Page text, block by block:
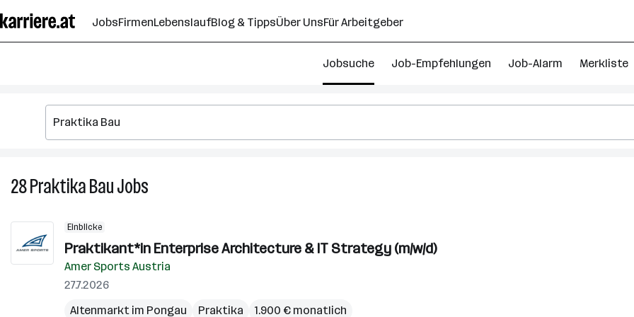
Seiteninhalt
springen
JobsFirmenLebenslaufBlog & TippsÜber UnsFür Arbeitgeber
Jobsuche Job-Empfehlungen Job-Alarm Merkliste
28Praktika BauJobs
Einblicke
Praktikant*in Enterprise Architecture & IT Strategy (m/w/d)
Amer Sports Austria
27.7.2026
Altenmarkt im Pongau
Praktika 1.900 € monatlich